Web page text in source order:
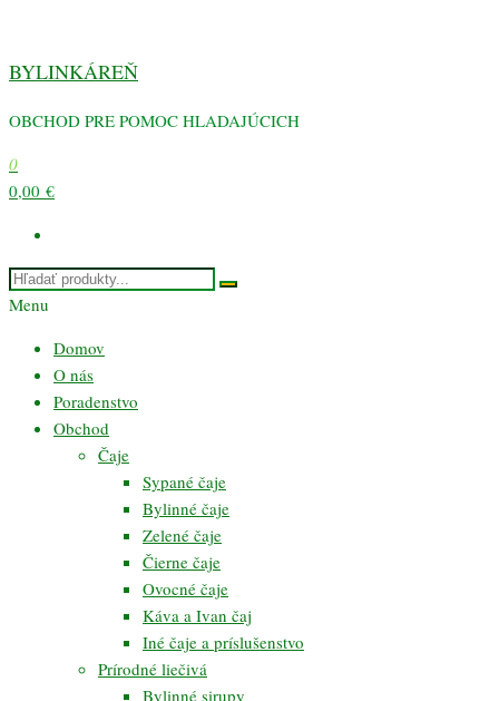
obsah
BYLINKÁREŇ
OBCHOD PRE POMOC HLADAJÚCICH
0
0,00 €
Menu
Domov
O nás
Poradenstvo
Obchod
Čaje
Sypané čaje
Bylinné čaje
Zelené čaje
Čierne čaje
Ovocné čaje
Káva a Ivan čaj
Iné čaje a príslušenstvo
Prírodné liečivá
Bylinné sirupy